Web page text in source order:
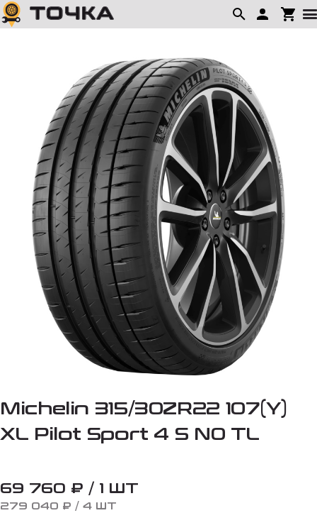
Michelin 315/30ZR22 107(Y)
XL Pilot Sport 4 S N0 TL
69 760 ₽ / 1 ШТ
279 040 ₽ / 4 ШТ